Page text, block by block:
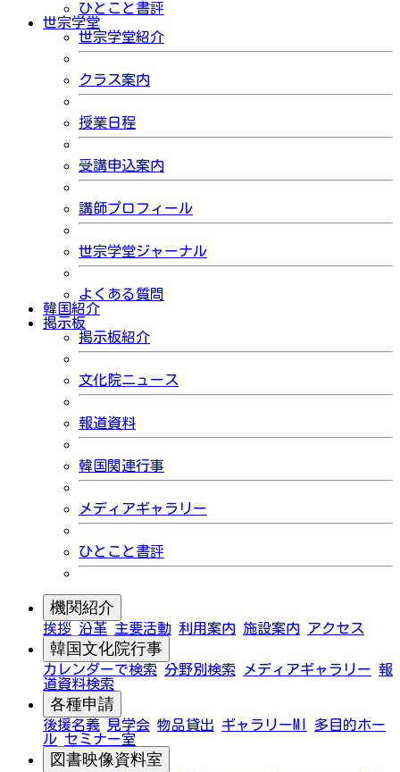
ひとこと書評
世宗学堂
世宗学堂紹介
クラス案内
授業日程
受講申込案内
講師プロフィール
世宗学堂ジャーナル
よくある質問
韓国紹介
掲示板
掲示板紹介
文化院ニュース
報道資料
韓国関連行事
メディアギャラリー
ひとこと書評
機関紹介
挨拶 沿革 主要活動 利用案内 施設案内 アクセス
韓国文化院行事
カレンダーで検索 分野別検索 メディアギャラリー 報
道資料検索
各種申請
後援名義 見学会 物品貸出 ギャラリーMI
多目的ホー
ル セミナー室
図書映像資料室